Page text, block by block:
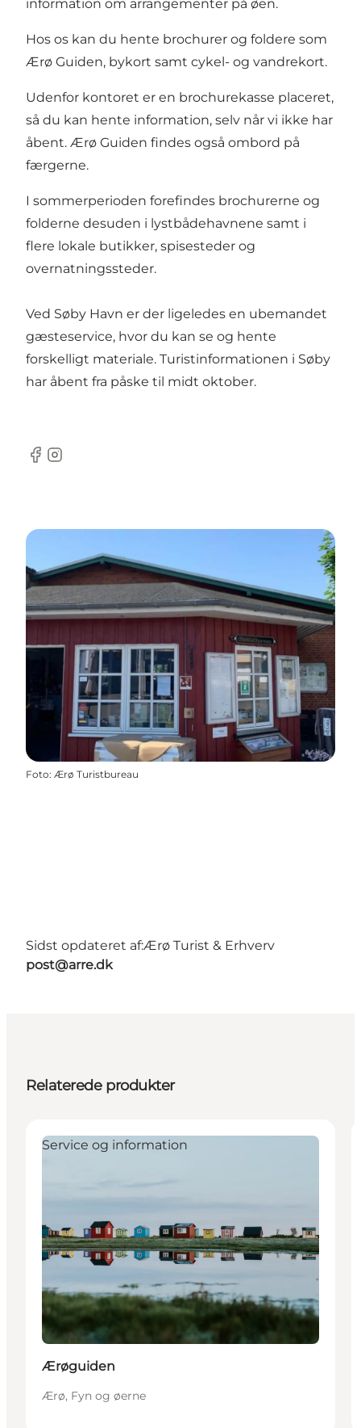
information om arrangementer på øen.
Hos os kan du hente brochurer og foldere som
Ærø Guiden, bykort samt cykel- og vandrekort.
Udenfor kontoret er en brochurekasse placeret,
så du kan hente information, selv når vi ikke har
åbent. Ærø Guiden findes også ombord på
færgerne.
I sommerperioden forefindes brochurerne og
folderne desuden i lystbådehavnene samt i
flere lokale butikker, spisesteder og
overnatningssteder.
Ved Søby Havn er der ligeledes en ubemandet
gæsteservice, hvor du kan se og hente
forskelligt materiale. Turistinformationen i Søby
har åbent fra påske til midt oktober.
Facebook
Instagram
Foto: Ærø Turistbureau
Sidst opdateret af:Ærø Turist & Erhverv
post@arre.dk
Relaterede produkter
Service og information
Ærøguiden
Ærø, Fyn og øerne